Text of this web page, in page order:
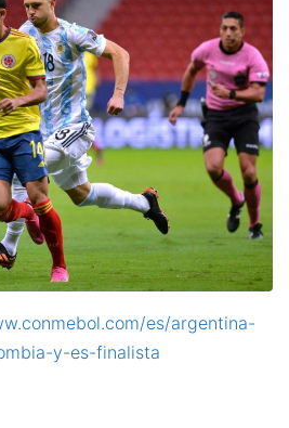
es/argentina-
y-es-finalista